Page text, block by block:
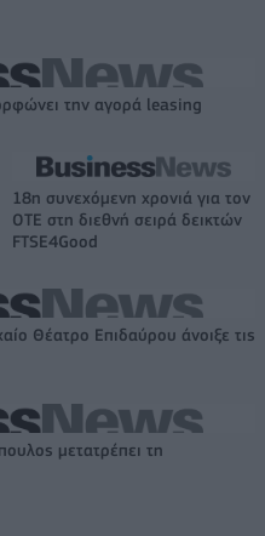
την αγορά leasing
18η συνεχόμενη χρονιά για τον
ΟΤΕ στη διεθνή σειρά δεικτών
FTSE4Good
Θέατρο Επιδαύρου άνοιξε τις
μετατρέπει τη